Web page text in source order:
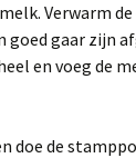
Verwarm
goed gaar zijn
en voeg de
doe de